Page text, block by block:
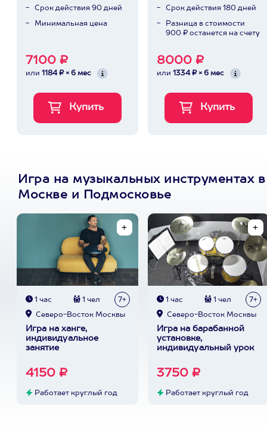
Срок действия 90 дней
Минимальная цена
7100 ₽
или 1184 ₽ × 6 мес
Срок действия 180 дней
Разница в стоимости
900 ₽ останется на счету
8000 ₽
или 1334 ₽ × 6 мес
Игра на музыкальных инструментах в
Москве и Подмосковье
1 час 1 чел 7+
Северо-Восток Москвы
Игра на ханге,
индивидуальное
занятие
4150 ₽
Работает круглый год
1 час 1 чел 7+
Северо-Восток Москвы
Игра на барабанной
установке,
индивидуальный урок
3750 ₽
Работает круглый год